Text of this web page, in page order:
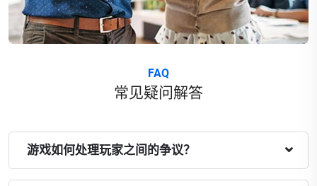
FAQ
常见疑问解答
游戏如何处理玩家之间的争议？